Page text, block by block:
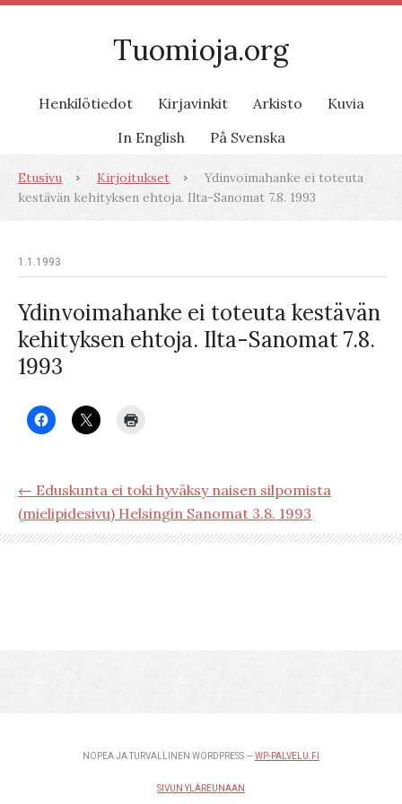
Tuomioja.org
Henkilötiedot Kirjavinkit Arkisto
Kuvia
In English
På Svenska
Etusivu Kirjoitukset
Ydinvoimahanke ei toteuta
kestävän kehityksen ehtoja. Ilta-Sanomat 7.8. 1993
1.1.1993
Ydinvoimahanke ei toteuta kestävän
kehityksen ehtoja. Ilta-Sanomat 7.8.
1993
← Eduskunta ei toki hyväksy naisen silpomista
(mielipidesivu) Helsingin Sanomat 3.8. 1993
NOPEA JA TURVALLINEN WORDPRESS — WP-PALVELU.FI
SIVUN YLÄREUNAAN